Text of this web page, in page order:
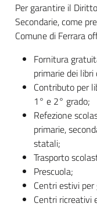
Per garantire il
Secondarie, come
Comune di Ferrara
Fornitura
primarie dei
Contributo per
1° e 2° grado;
Refezione
primarie,
statali;
Trasporto
Prescuola;
Centri estivi
Centri ricreativi